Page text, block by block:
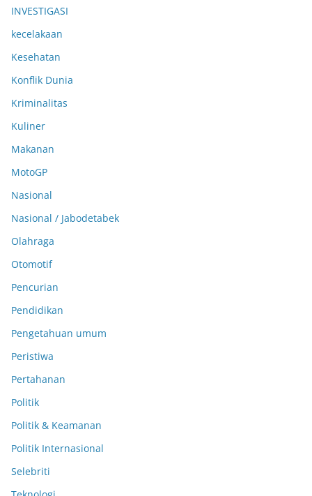
INVESTIGASI
kecelakaan
Kesehatan
Konflik Dunia
Kriminalitas
Kuliner
Makanan
MotoGP
Nasional
Nasional / Jabodetabek
Olahraga
Otomotif
Pencurian
Pendidikan
Pengetahuan umum
Peristiwa
Pertahanan
Politik
Politik & Keamanan
Politik Internasional
Selebriti